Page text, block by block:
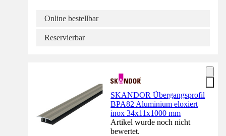
Online bestellbar
Reservierbar
SKANDOR Übergangsprofil
BPA82 Aluminium eloxiert
inox 34x11x1000 mm
Artikel wurde noch nicht
bewertet.